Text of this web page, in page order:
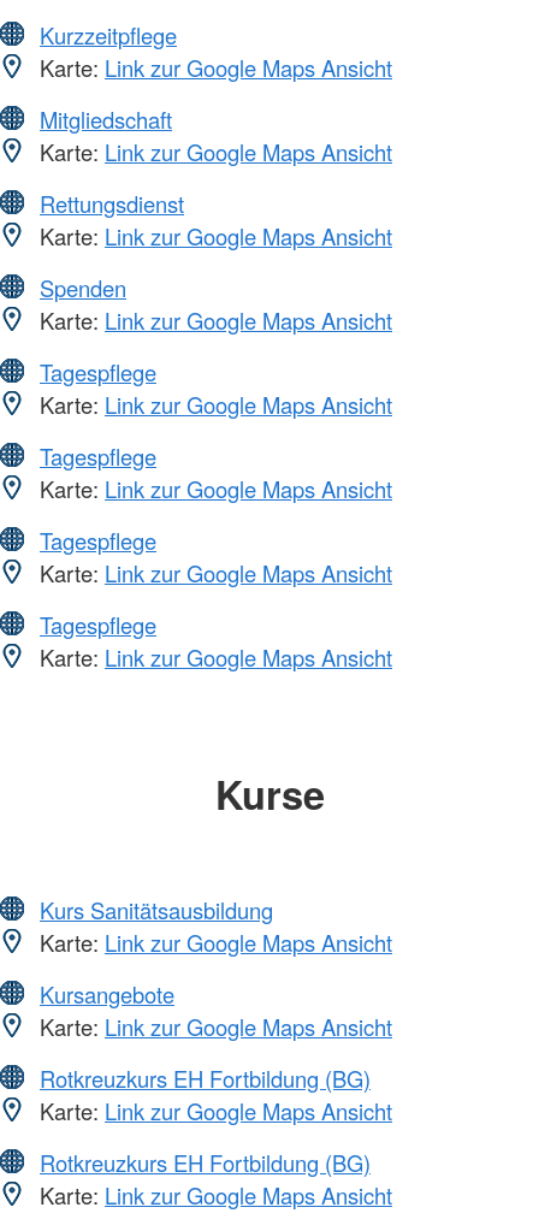
Kurzzeitpflege
Karte: Link zur Google Maps Ansicht
Mitgliedschaft
Karte: Link zur Google Maps Ansicht
Rettungsdienst
Karte: Link zur Google Maps Ansicht
Spenden
Karte: Link zur Google Maps Ansicht
Tagespflege
Karte: Link zur Google Maps Ansicht
Tagespflege
Karte: Link zur Google Maps Ansicht
Tagespflege
Karte: Link zur Google Maps Ansicht
Tagespflege
Karte: Link zur Google Maps Ansicht
Kurse
Kurs Sanitätsausbildung
Karte: Link zur Google Maps Ansicht
Kursangebote
Karte: Link zur Google Maps Ansicht
Rotkreuzkurs EH Fortbildung (BG)
Karte: Link zur Google Maps Ansicht
Rotkreuzkurs EH Fortbildung (BG)
Karte: Link zur Google Maps Ansicht